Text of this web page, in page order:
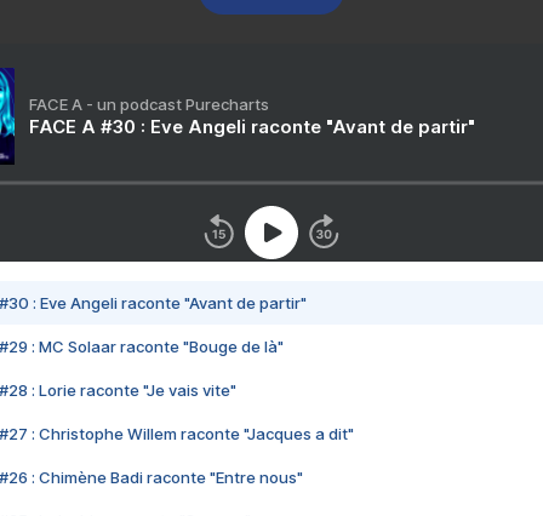
FACE A - un podcast Purecharts
FACE A #30 : Eve Angeli raconte "Avant de partir"
#30 : Eve Angeli raconte "Avant de partir"
#29 : MC Solaar raconte "Bouge de là"
#28 : Lorie raconte "Je vais vite"
#27 : Christophe Willem raconte "Jacques a dit"
#26 : Chimène Badi raconte "Entre nous"